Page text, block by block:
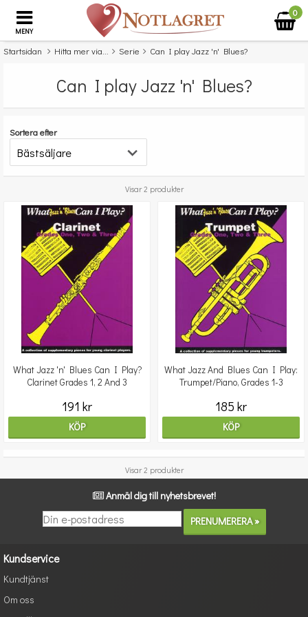
MENY
0
Startsidan Hitta mer via... Serie Can I play Jazz 'n' Blues?
Can I play Jazz 'n' Blues?
Sortera efter
Visar 2 produkter
What Jazz 'n' Blues Can I Play?
Clarinet Grades 1, 2 And 3
191 kr
KÖP
What Jazz And Blues Can I Play:
Trumpet/Piano, Grades 1-3
185 kr
KÖP
Visar 2 produkter
Anmäl dig till nyhetsbrevet!
Kundservice
Kundtjänst
Om oss